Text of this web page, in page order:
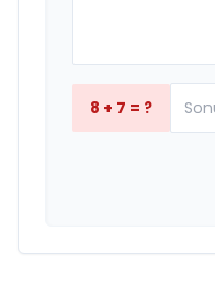
8 + 7 = ?